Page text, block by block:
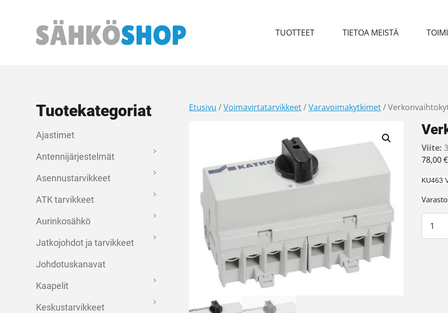
Päävalikko TUOTTEET TIETOA MEISTÄ
Tuotekategoriat
Ajastimet
Antennijärjestelmät
Asennustarvikkeet
ATK tarvikkeet
Aurinkosähkö
Jatkojohdot ja tarvikkeet
Johdotuskanavat
Kaapelit
Keskustarvikkeet
Etusivu /Voimavirtatarvikkeet/Varavoimakytkimet/
Viite:
78,00€
KU463